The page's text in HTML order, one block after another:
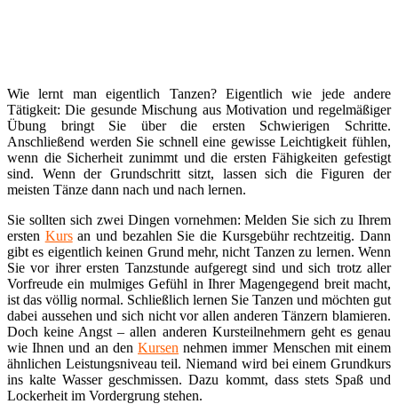
Wie lernt man eigentlich Tanzen? Eigentlich wie jede andere
Tätigkeit: Die gesunde Mischung aus Motivation und regelmäßiger
Übung bringt Sie über die ersten Schwierigen Schritte.
Anschließend werden Sie schnell eine gewisse Leichtigkeit fühlen,
wenn die Sicherheit zunimmt und die ersten Fähigkeiten gefestigt
sind. Wenn der Grundschritt sitzt, lassen sich die Figuren der
meisten Tänze dann nach und nach lernen.
Sie sollten sich zwei Dingen vornehmen: Melden Sie sich zu Ihrem
ersten Kursan und bezahlen Sie die Kursgebühr rechtzeitig. Dann
gibt es eigentlich keinen Grund mehr, nicht Tanzen zu lernen. Wenn
Sie vor ihrer ersten Tanzstunde aufgeregt sind und sich trotz aller
Vorfreude ein mulmiges Gefühl in Ihrer Magengegend breit macht,
ist das völlig normal. Schließlich lernen Sie Tanzen und möchten gut
dabei aussehen und sich nicht vor allen anderen Tänzern blamieren.
Doch keine Angst – allen anderen Kursteilnehmern geht es genau
wie Ihnen und an den Kursen nehmen immer Menschen mit einem
ähnlichen Leistungsniveau teil. Niemand wird bei einem Grundkurs
ins kalte Wasser geschmissen. Dazu kommt, dass stets Spaß und
Lockerheit im Vordergrung stehen.